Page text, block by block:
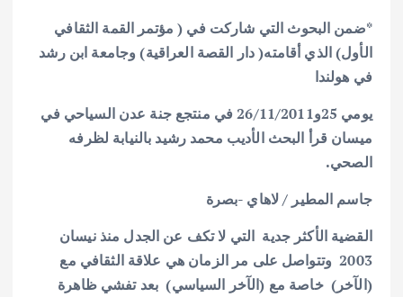
o
o
k
r
A
p
*ضمن البحوث التي شاركت في ( مؤتمر القمة الثقافي
الأول) الذي أقامته( دار القصة العراقية) وجامعة ابن رشد
في هولندا
يومي 25و26/11/2011 في منتجع جنة عدن السياحي في
ميسان قرأ البحث الأديب محمد رشيد بالنيابة لظرفه
الصحي.
جاسم المطير / لاهاي -بصرة
القضية الأكثر جدية التي لا تكف عن الجدل منذ نيسان
2003 وتتواصل على مر الزمان هي علاقة الثقافي مع
(الآخر) خاصة مع (الآخر السياسي) بعد تفشي ظاهرة